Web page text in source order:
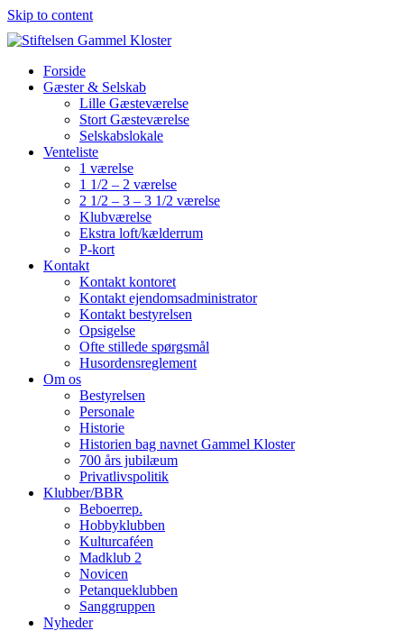
Skip to content
Forside
Gæster & Selskab
Lille Gæsteværelse
Stort Gæsteværelse
Selskabslokale
Venteliste
1 værelse
1 1/2 – 2 værelse
2 1/2 – 3 – 3 1/2 værelse
Klubværelse
Ekstra loft/kælderrum
P-kort
Kontakt
Kontakt kontoret
Kontakt ejendomsadministrator
Kontakt bestyrelsen
Opsigelse
Ofte stillede spørgsmål
Husordensreglement
Om os
Bestyrelsen
Personale
Historie
Historien bag navnet Gammel Kloster
700 års jubilæum
Privatlivspolitik
Klubber/BBR
Beboerrep.
Hobbyklubben
Kulturcaféen
Madklub 2
Novicen
Petanqueklubben
Sanggruppen
Nyheder